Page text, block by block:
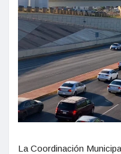
La Coordinación